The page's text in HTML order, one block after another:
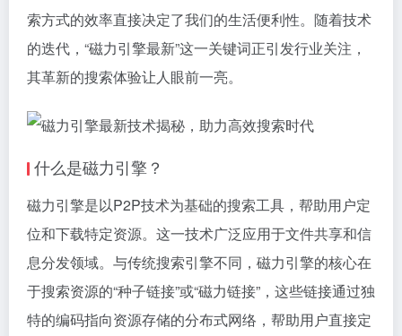
索方式的效率直接决定了我们的生活便利性。随着技术
的迭代，“磁力引擎最新”这一关键词正引发行业关注，
其革新的搜索体验让人眼前一亮。
什么是磁力引擎？
磁力引擎是以P2P技术为基础的搜索工具，帮助用户定
位和下载特定资源。这一技术广泛应用于文件共享和信
息分发领域。与传统搜索引擎不同，磁力引擎的核心在
于搜索资源的“种子链接”或“磁力链接”，这些链接通过独
特的编码指向资源存储的分布式网络，帮助用户直接定